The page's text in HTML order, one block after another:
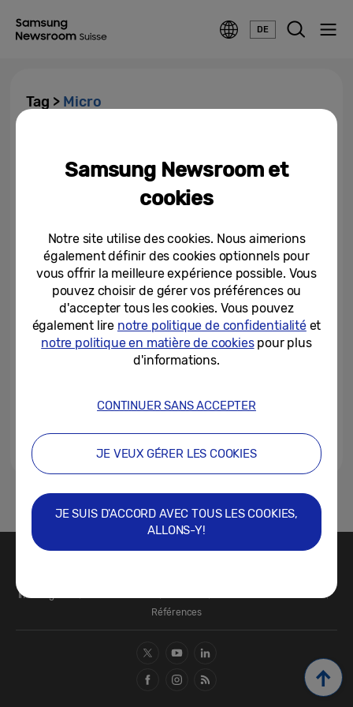
DE
Tag > Micro
insouciance : Micro et Samsung
présentent des trotinettes
pour...
05/08/2024
Infos légales
Références
Samsung Newsroom et
cookies
Notre site utilise des cookies. Nous aimerions
également définir des cookies optionnels pour
vous offrir la meilleure expérience possible. Vous
pouvez choisir de gérer vos préférences ou
d'accepter tous les cookies. Vous pouvez
également lire notre politique de confidentialitéet
notre politique en matière de cookiespour plus
d'informations.
CONTINUER SANS ACCEPTER
JE VEUX GÉRER LES COOKIES
JE SUIS D'ACCORD AVEC TOUS LES COOKIES,
ALLONS-Y!